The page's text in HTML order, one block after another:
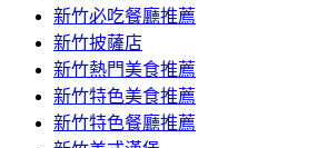
新竹必吃餐廳推薦
新竹披薩店
新竹熱門美食推薦
新竹特色美食推薦
新竹特色餐廳推薦